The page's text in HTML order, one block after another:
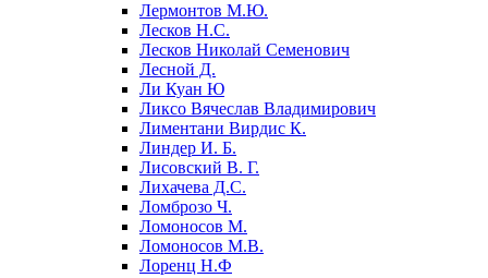
Лермонтов М.Ю.
Лесков Н.С.
Лесков Николай Семенович
Лесной Д.
Ли Куан Ю
Ликсо Вячеслав Владимирович
Лиментани Вирдис К.
Линдер И. Б.
Лисовский В. Г.
Лихачева Д.С.
Ломброзо Ч.
Ломоносов М.
Ломоносов М.В.
Лоренц Н.Ф